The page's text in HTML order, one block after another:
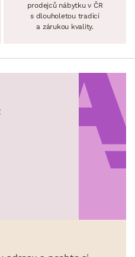
prodejců nábytku v ČR
s dlouholetou tradicí
a zárukou kvality.